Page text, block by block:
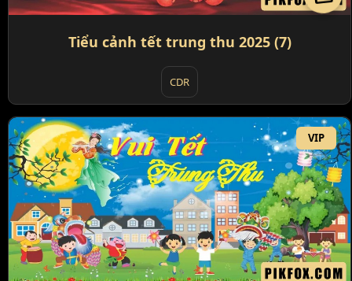
Tiểu cảnh tết trung thu 2025 (7)
CDR
VIP